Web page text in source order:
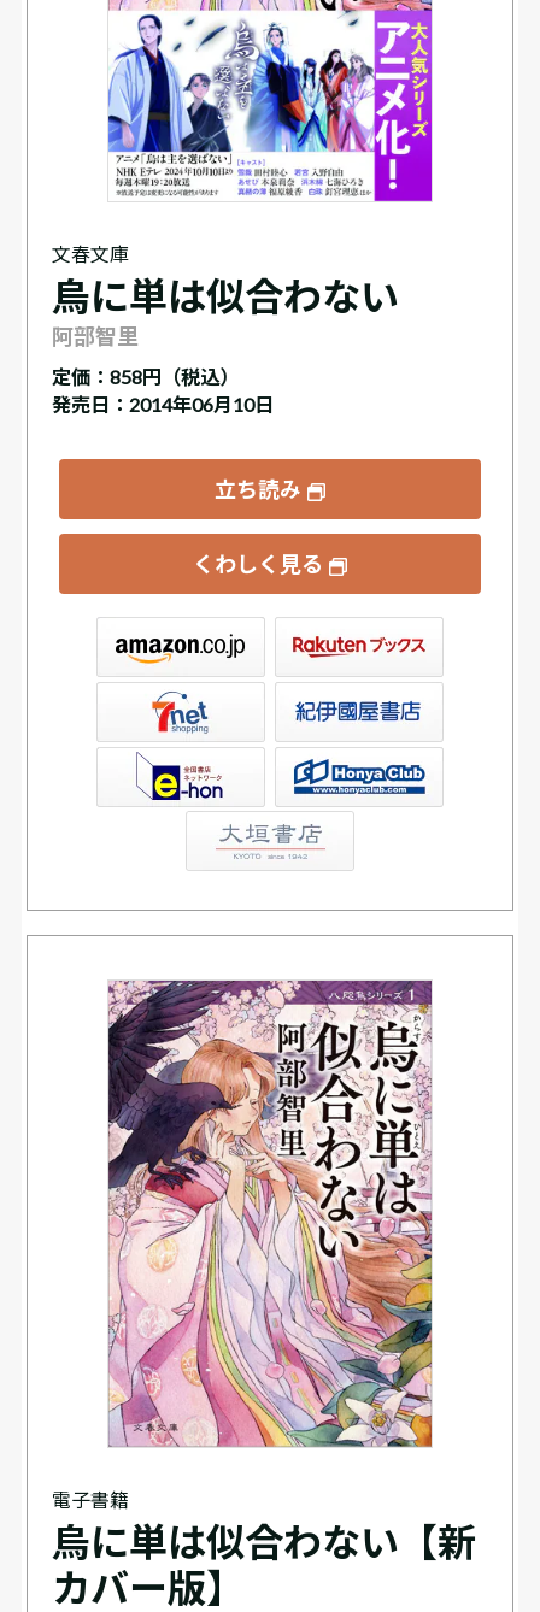
文春文庫
烏に単は似合わない
阿部智里
定価： 858円（税込）
発売日：2014年06月10日
立ち読み
くわしく見る
書店ウェブストア
電子書籍
烏に単は似合わない【新
カバー版】